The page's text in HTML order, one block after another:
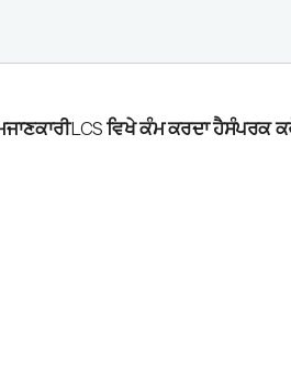
ਜਾਣਕਾਰੀLCS ਵਿਖੇ ਕੰਮ ਕਰਦਾ ਹੈਸੰਪਰਕ